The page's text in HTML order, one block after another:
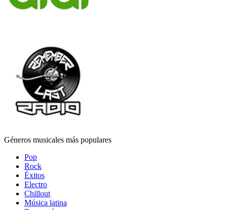
Géneros musicales más populares
Pop
Rock
Éxitos
Electro
Chillout
Música latina